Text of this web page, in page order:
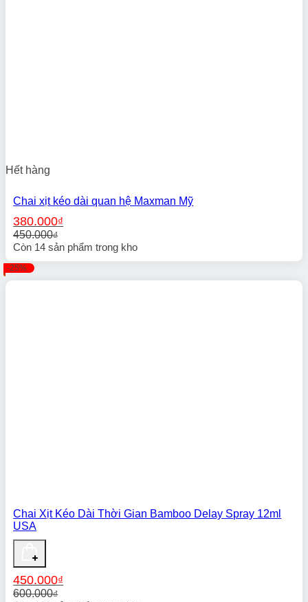
Hết hàng
Chai xịt kéo dài quan hệ Maxman Mỹ
450.000₫
Giá
là:
450.000₫.
380.000₫
Giá
tại
là:
Còn 14 sản phẩm trong kho
-25%
Chai Xịt Kéo Dài Thời Gian Bamboo Delay Spray 12ml
USA
600.000₫
450.000₫